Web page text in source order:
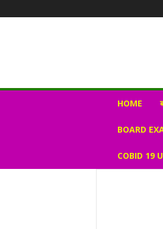
r
HOME
BOARD
COBID 19